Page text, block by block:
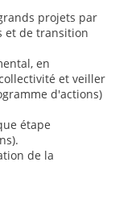
projets par
et de transition
en
et veiller
d'actions)
étape
de la